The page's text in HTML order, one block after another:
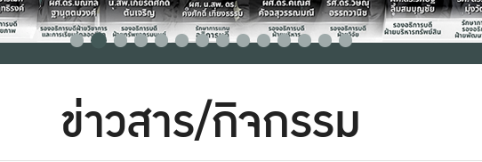
ข่าวสาร/กิจกรรม